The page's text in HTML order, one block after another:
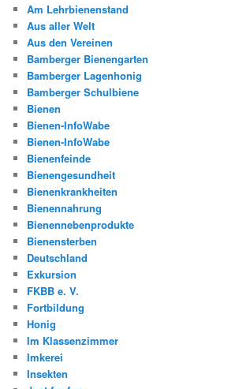
Am Lehrbienenstand
Aus aller Welt
Aus den Vereinen
Bamberger Bienengarten
Bamberger Lagenhonig
Bamberger Schulbiene
Bienen
Bienen-InfoWabe
Bienen-InfoWabe
Bienenfeinde
Bienengesundheit
Bienenkrankheiten
Bienennahrung
Bienennebenprodukte
Bienensterben
Deutschland
Exkursion
FKBB e. V.
Fortbildung
Honig
Im Klassenzimmer
Imkerei
Insekten